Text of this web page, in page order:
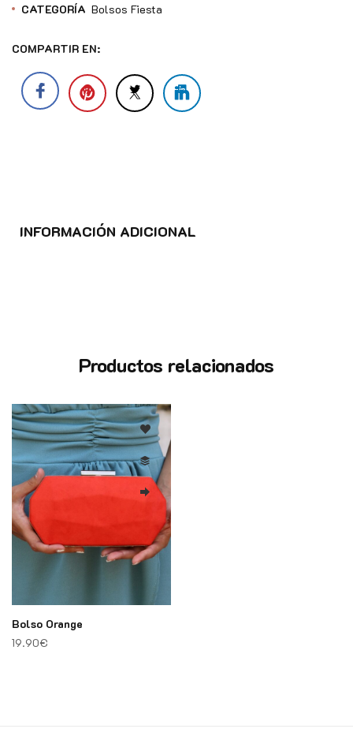
CATEGORÍA Bolsos Fiesta
COMPARTIR EN:
INFORMACIÓN ADICIONAL
Productos relacionados
Bolso Orange
19.90€